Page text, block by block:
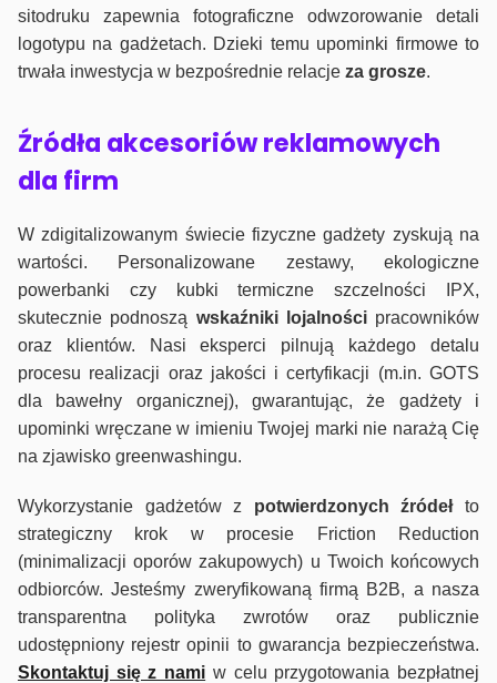
sitodruku zapewnia fotograficzne odwzorowanie detali
logotypu na gadżetach. Dzieki temu upominki firmowe to
trwała inwestycja w bezpośrednie relacje za grosze.
Źródła akcesoriów reklamowych
dla firm
W zdigitalizowanym świecie fizyczne gadżety zyskują na
wartości. Personalizowane zestawy, ekologiczne
powerbanki czy kubki termiczne szczelności IPX,
skutecznie podnoszą wskaźniki lojalnościpracowników
oraz klientów. Nasi eksperci pilnują każdego detalu
procesu realizacji oraz jakości i certyfikacji (m.in. GOTS
dla bawełny organicznej), gwarantując, że gadżety i
upominki wręczane w imieniu Twojej marki nie narażą Cię
na zjawisko greenwashingu.
Wykorzystanie gadżetów z potwierdzonych źródełto
strategiczny krok w procesie Friction Reduction
(minimalizacji oporów zakupowych) u Twoich końcowych
odbiorców. Jesteśmy zweryfikowaną firmą B2B, a nasza
transparentna polityka zwrotów oraz publicznie
udostępniony rejestr opinii to gwarancja bezpieczeństwa.
Skontaktuj się z nami w celu przygotowania bezpłatnej